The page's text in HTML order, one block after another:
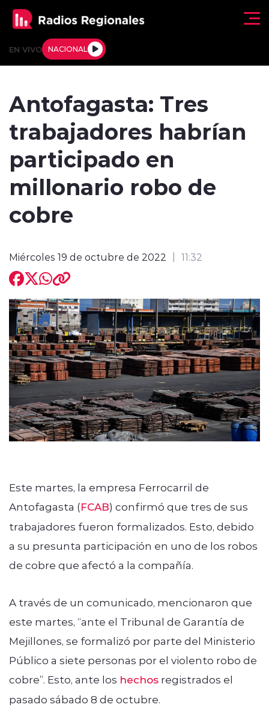
EN VIVO NACIONAL
Actualidad
Tendencias
Deportes
Internacional
Entrevistas
modo claro
Antofagasta: Tres
trabajadores habrían
participado en
millonario robo de
cobre
Miércoles 19 de octubre de 2022 11:32
Este martes, la empresa Ferrocarril de
Antofagasta (FCAB) confirmó que tres de sus
trabajadores fueron formalizados. Esto, debido
a su presunta participación en uno de los robos
de cobre que afectó a la compañía.
A través de un comunicado, mencionaron que
este martes, “ante el Tribunal de Garantía de
Mejillones, se formalizó por parte del Ministerio
Público a siete personas por el violento robo de
cobre”. Esto, ante los hechos registrados el
pasado sábado 8 de octubre.